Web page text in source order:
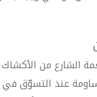
الشارع من
عند التسوّق